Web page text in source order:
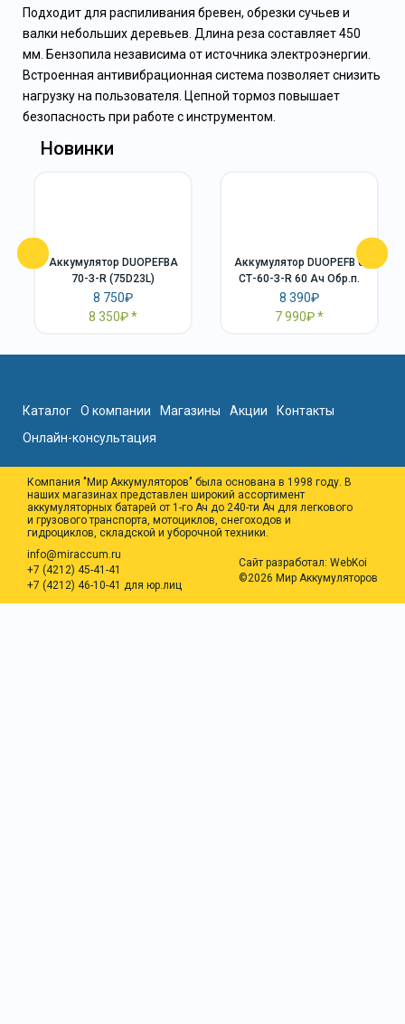
Подходит для распиливания бревен, обрезки сучьев и
валки небольших деревьев. Длина реза составляет 450
мм. Бензопила независима от источника электроэнергии.
Встроенная антивибрационная система позволяет снизить
нагрузку на пользователя. Цепной тормоз повышает
безопасность при работе с инструментом.
Новинки
Аккумулятор DUOPEFBА
70-З-R (75D23L)
8 750₽
8 350₽
Аккумулятор DUOPEFB 6
СТ-60-З-R 60 Ач Обр.п.
8 390₽
7 990₽
Каталог О компании Магазины Акции
Контакты
Онлайн-консультация
Компания "Мир Аккумуляторов" была основана в 1998 году. В
наших магазинах представлен широкий ассортимент
аккумуляторных батарей от 1-го Ач до 240-ти Ач для легкового
и грузового транспорта, мотоциклов, снегоходов и
гидроциклов, складской и уборочной техники.
info@miraccum.ru
+7 (4212) 45-41-41
+7 (4212) 46-10-41 для юр.лиц
Сайт разработал: WebKoi
©2026 Мир Аккумуляторов